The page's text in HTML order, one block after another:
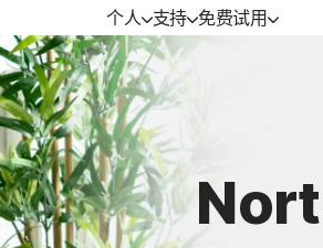
个人
360
360 进
设备安全
Norton AntiVirus Plus |
AntiVirus 增强版
支持
学习
如何续订
免费试用
免费试用
免费试用